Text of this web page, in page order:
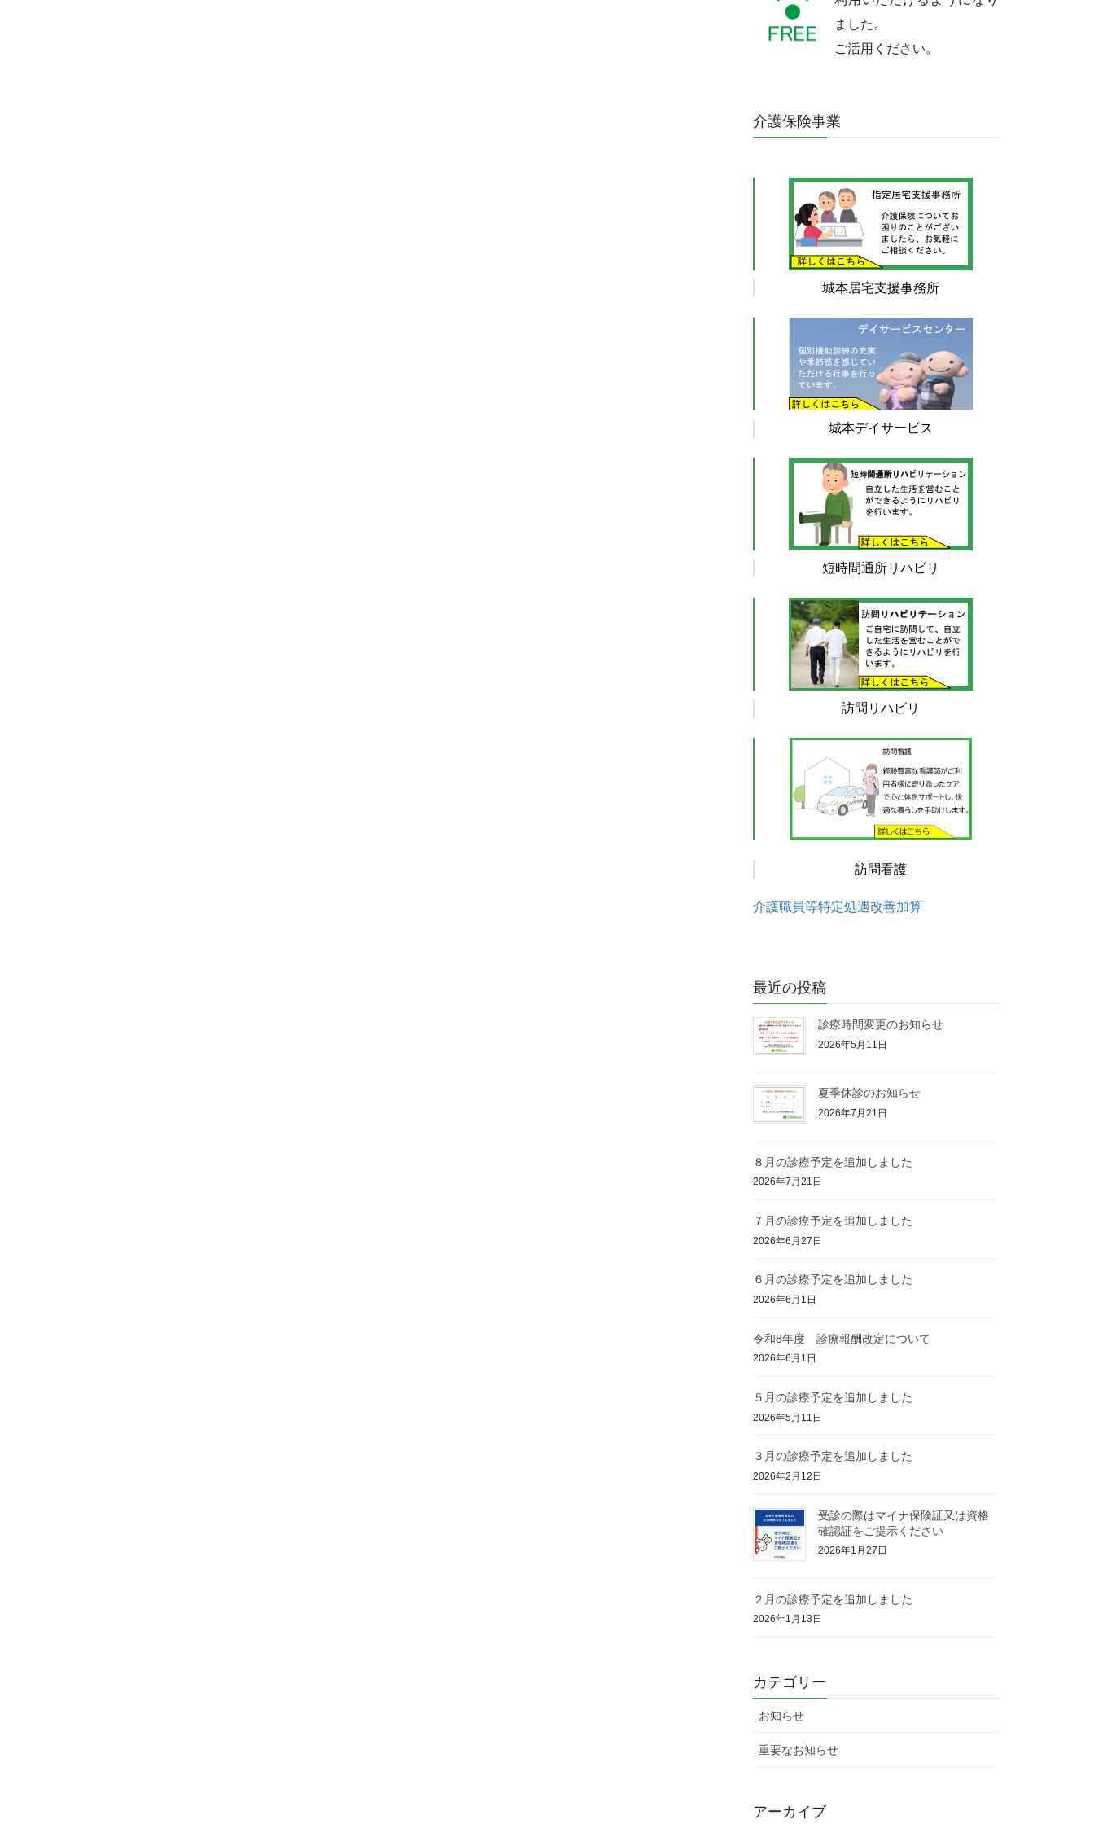
ました。
ご活用ください。
介護保険事業
城本居宅支援事務所
城本デイサービス
短時間通所リハビリ
訪問リハビリ
訪問看護
介護職員等特定処遇改善加算
最近の投稿
診療時間変更のお知らせ
2026年5月11日
夏季休診のお知らせ
2026年7月21日
８月の診療予定を追加しました
2026年7月21日
７月の診療予定を追加しました
2026年6月27日
６月の診療予定を追加しました
2026年6月1日
令和8年度 診療報酬改定について
2026年6月1日
５月の診療予定を追加しました
2026年5月11日
３月の診療予定を追加しました
2026年2月12日
受診の際はマイナ保険証又は資格
確認証をご提示ください
2026年1月27日
２月の診療予定を追加しました
2026年1月13日
カテゴリー
お知らせ
重要なお知らせ
アーカイブ